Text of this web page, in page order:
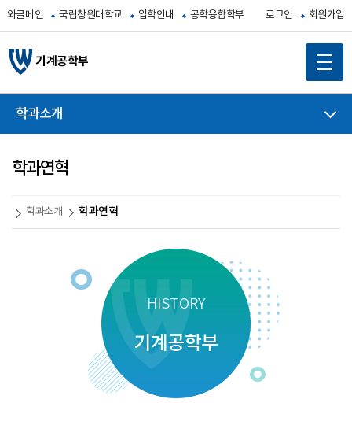
와글메인 국립창원대학교 입학안내 공학융합학부 로그인 회원가입
기계공학부
학과소개
학과연혁
학과소개 학과연혁
HISTORY
기계공학부